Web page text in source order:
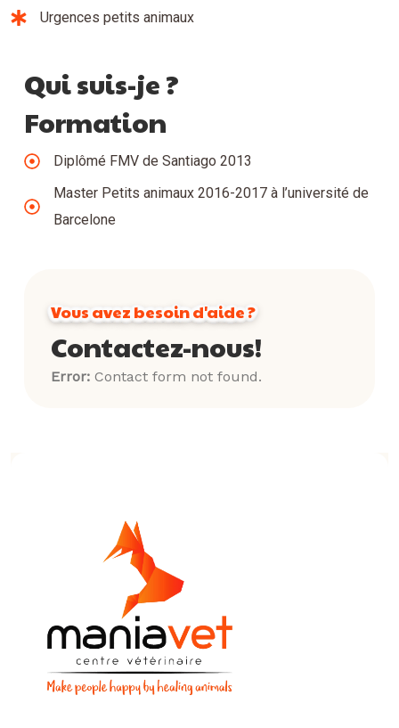
Urgences petits animaux
Qui suis-je ?
Formation
Diplômé FMV de Santiago 2013
Master Petits animaux 2016-2017 à l’université de
Barcelone
Vous avez besoin d'aide ?
Contactez-nous!
Error: Contact form not found.